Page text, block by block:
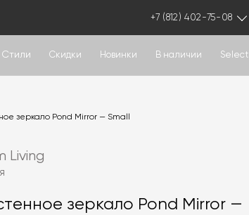
+7 (812) 402-75-08
Стили Скидки Новинки В наличии Select
зеркало Pond Mirror — Small
Living
зеркало Pond Mirror —